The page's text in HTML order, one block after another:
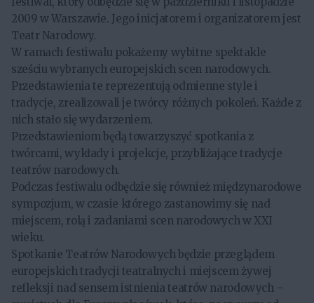
2009 w Warszawie. Jego inicjatorem i organizatorem jest
Teatr Narodowy.
W ramach festiwalu pokażemy wybitne spektakle
sześciu wybranych europejskich scen narodowych.
Przedstawienia te reprezentują odmienne style i
tradycje, zrealizowali je twórcy różnych pokoleń. Każde z
nich stało się wydarzeniem.
Przedstawieniom będą towarzyszyć spotkania z
twórcami, wykłady i projekcje, przybliżające tradycje
teatrów narodowych.
Podczas festiwalu odbędzie się również międzynarodowe
sympozjum, w czasie którego zastanowimy się nad
miejscem, rolą i zadaniami scen narodowych w XXI
wieku.
Spotkanie Teatrów Narodowych będzie przeglądem
europejskich tradycji teatralnych i miejscem żywej
refleksji nad sensem istnienia teatrów narodowych –